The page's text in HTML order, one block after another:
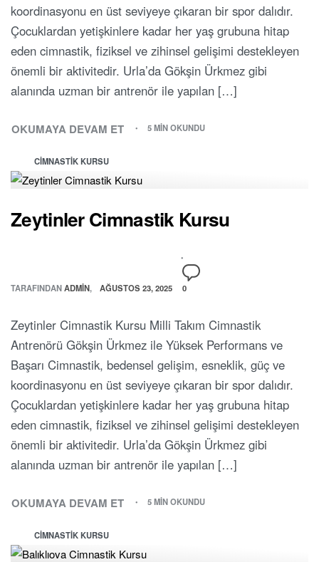
koordinasyonu en üst seviyeye çıkaran bir spor dalıdır.
Çocuklardan yetişkinlere kadar her yaş grubuna hitap
eden cimnastik, fiziksel ve zihinsel gelişimi destekleyen
önemli bir aktivitedir. Urla’da Gökşin Ürkmez gibi
alanında uzman bir antrenör ile yapılan […]
OKUMAYA DEVAM ET 5 MIN OKUNDU
CIMNASTIK KURSU
Zeytinler Cimnastik Kursu
TARAFINDANADMIN AĞUSTOS 23, 2025 0
Zeytinler Cimnastik Kursu Milli Takım Cimnastik
Antrenörü Gökşin Ürkmez ile Yüksek Performans ve
Başarı Cimnastik, bedensel gelişim, esneklik, güç ve
koordinasyonu en üst seviyeye çıkaran bir spor dalıdır.
Çocuklardan yetişkinlere kadar her yaş grubuna hitap
eden cimnastik, fiziksel ve zihinsel gelişimi destekleyen
önemli bir aktivitedir. Urla’da Gökşin Ürkmez gibi
alanında uzman bir antrenör ile yapılan […]
OKUMAYA DEVAM ET 5 MIN OKUNDU
CIMNASTIK KURSU